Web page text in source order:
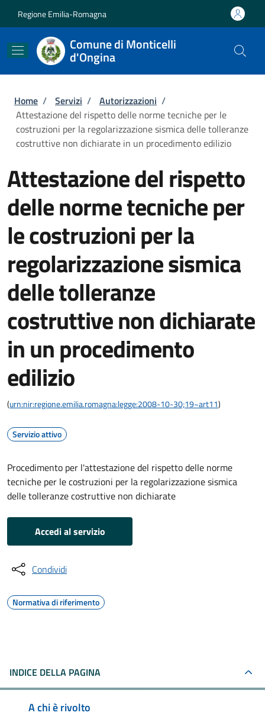
Regione Emilia-Romagna
Comune di Monticelli
d'Ongina
Briciole di pane
Home / Servizi / Autorizzazioni /
Attestazione del rispetto delle norme tecniche per le
costruzioni per la regolarizzazione sismica delle tolleranze
costruttive non dichiarate in un procedimento edilizio
Attestazione del rispetto
delle norme tecniche per
le costruzioni per la
regolarizzazione sismica
delle tolleranze
costruttive non dichiarate
in un procedimento
edilizio
(urn:nir:regione.emilia.romagna:legge:2008-10-30;19~art11)
Servizio attivo
Procedimento per l'attestazione del rispetto delle norme
tecniche per le costruzioni per la regolarizzazione sismica
delle tolleranze costruttive non dichiarate
Accedi al servizio
Condividi
Normativa di riferimento
INDICE DELLA PAGINA
A chi è rivolto